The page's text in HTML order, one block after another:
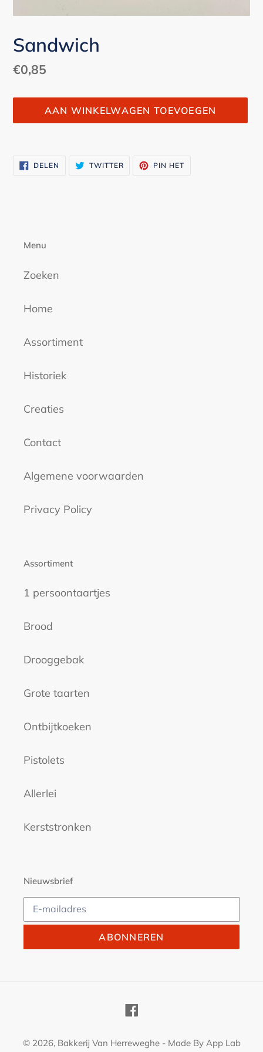
Sandwich
Normale
€0,85
AAN WINKELWAGEN TOEVOEGEN
aan DELEN DELEN TWITTERTWITTEREN
OP
PIN HET
Menu
Zoeken
Home
Assortiment
Historiek
Creaties
Contact
Algemene voorwaarden
Privacy Policy
Assortiment
1 persoontaartjes
Brood
Drooggebak
Grote taarten
Ontbijtkoeken
Pistolets
Allerlei
Kerststronken
Nieuwsbrief
ABONNEREN
Facebook
© 2026, Bakkerij Van Herreweghe- Made By App Lab